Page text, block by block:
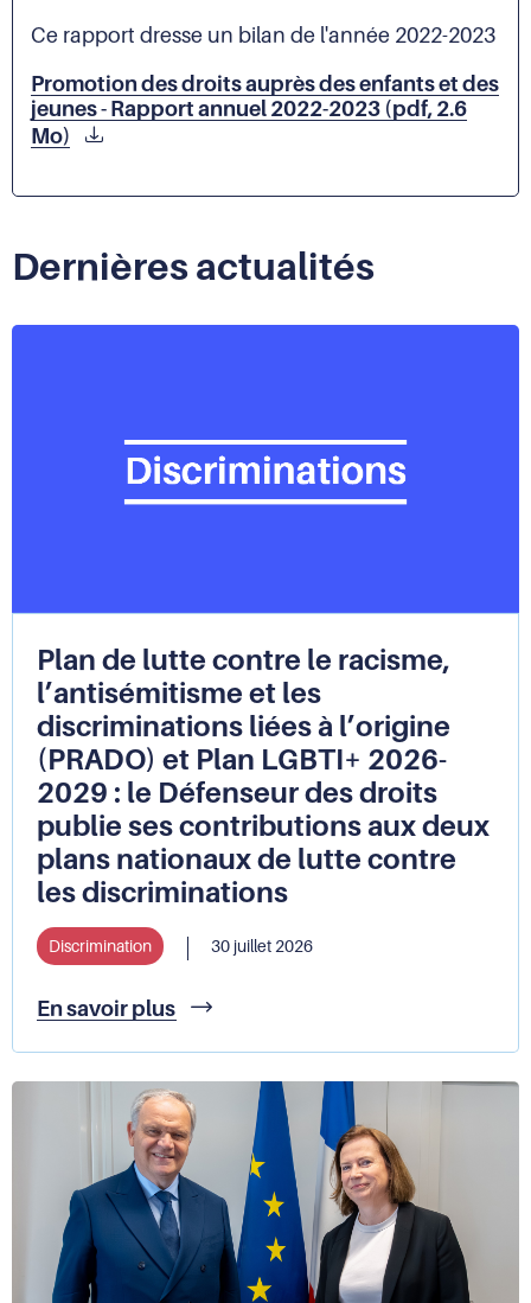
Ce rapport dresse un bilan de l'année 2022-2023
Promotion des droits auprès des enfants et des
jeunes - Rapport annuel 2022-2023 (pdf, 2.6
Mo)
Dernières actualités
Plan de lutte contre le racisme,
l’antisémitisme et les
discriminations liées à l’origine
(PRADO) et Plan LGBTI+ 2026-
2029 : le Défenseur des droits
publie ses contributions aux deux
plans nationaux de lutte contre
les discriminations
Discrimination 30 juillet 2026
En savoir plus
Plan
lutte
contre
le
racisme,
l’antisémitisme
et
les
discriminations
liées
à